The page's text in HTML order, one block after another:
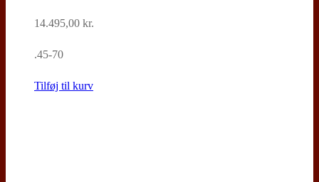
14.495,00 kr.
.45-70
Tilføj til kurv